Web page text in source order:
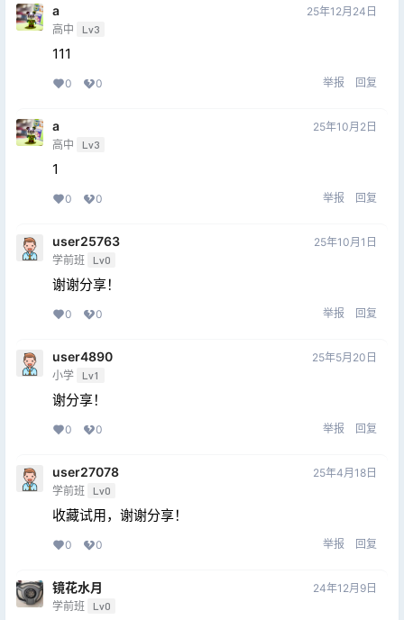
a
高中 Lv3
25年12月24日
111
0 0 举报 回复
a
高中 Lv3
25年10月2日
1
0 0 举报 回复
user25763
学前班 Lv0
25年10月1日
谢谢分享！
0 0 举报 回复
user4890
小学 Lv1
25年5月20日
谢分享！
0 0 举报 回复
user27078
学前班 Lv0
25年4月18日
收藏试用，谢谢分享！
0 0 举报 回复
镜花水月
学前班 Lv0
24年12月9日